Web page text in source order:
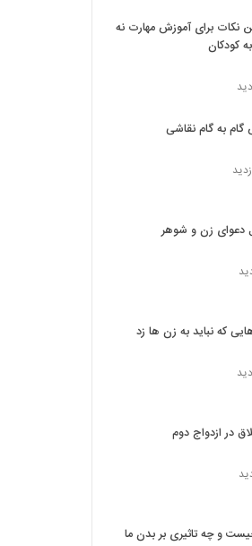
نکات برای آموزش مهارت نه
کودکان
به گام نقاشی
دعوای زن و شوهر
که نباید به زن ها زد
در ازدواج دوم
و چه تاثیری بر بدن ما